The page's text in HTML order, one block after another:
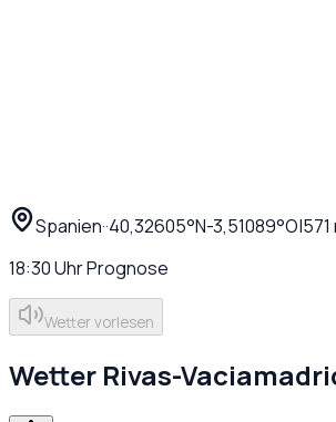
Spanien··40,32605°N-3,51089°O|571
18:30UhrPrognose
Wetter vorlesen
Wetter Rivas-